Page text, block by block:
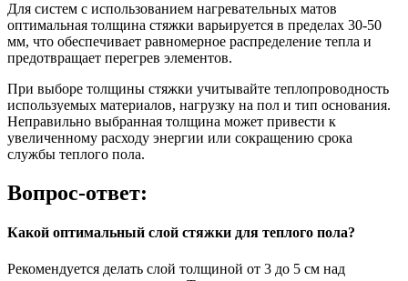
Для систем с использованием нагревательных матов
оптимальная толщина стяжки варьируется в пределах 30-50
мм, что обеспечивает равномерное распределение тепла и
предотвращает перегрев элементов.
При выборе толщины стяжки учитывайте теплопроводность
используемых материалов, нагрузку на пол и тип основания.
Неправильно выбранная толщина может привести к
увеличенному расходу энергии или сокращению срока
службы теплого пола.
Вопрос-ответ:
Какой оптимальный слой стяжки для теплого пола?
Рекомендуется делать слой толщиной от 3 до 5 см над